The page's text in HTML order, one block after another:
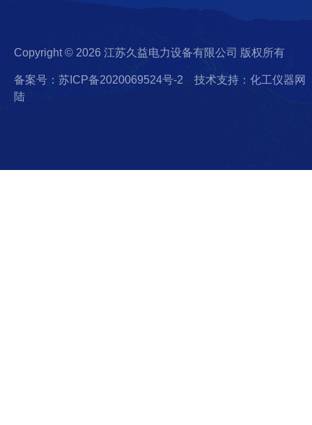
Copyright © 2026 江苏久益电力设备有限公司 版权所有
备案号：苏ICP备2020069524号-2
技术支持：化工仪器网
陆